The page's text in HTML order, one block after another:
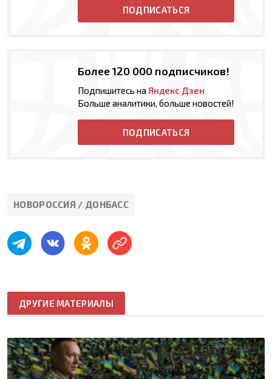
ПОДПИСАТЬСЯ
Более 120 000 подписчиков!
Подпишитесь на Яндекс Дзен
Больше аналитики, больше новостей!
ПОДПИСАТЬСЯ
НОВОРОССИЯ / ДОНБАСС
ДРУГИЕ МАТЕРИАЛЫ